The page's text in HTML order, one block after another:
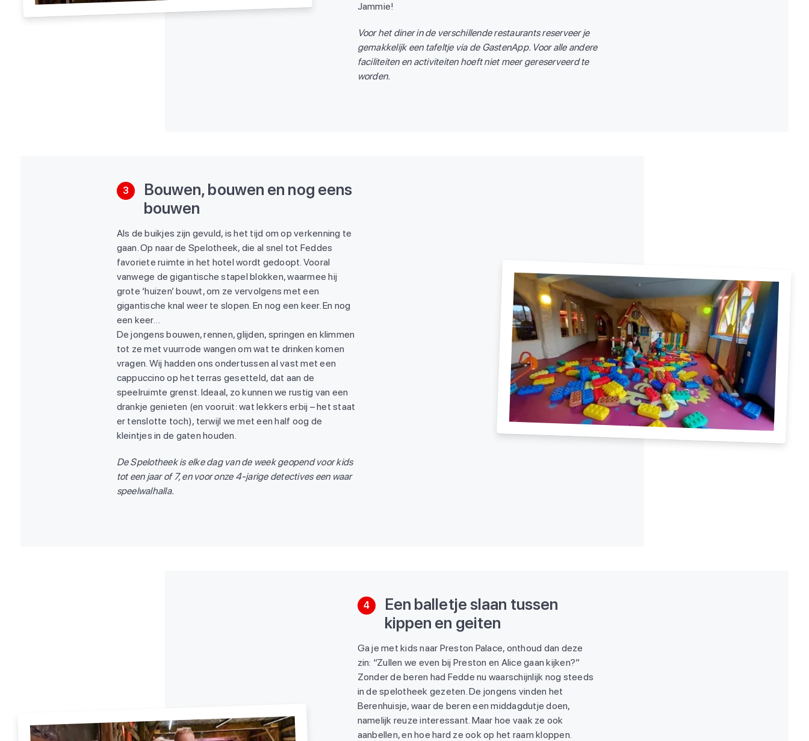
Jammie!
Voor het diner in de verschillende restaurants reserveer je
gemakkelijk een tafeltje via de GastenApp. Voor alle andere
faciliteiten en activiteiten hoeft niet meer gereserveerd te
worden.
3
Bouwen, bouwen en nog eens
bouwen
Als de buikjes zijn gevuld, is het tijd om op verkenning te
gaan. Op naar de Spelotheek, die al snel tot Feddes
favoriete ruimte in het hotel wordt gedoopt. Vooral
vanwege de gigantische stapel blokken, waarmee hij
grote ‘huizen’ bouwt, om ze vervolgens met een
gigantische knal weer te slopen. En nog een keer. En nog
een keer…
De jongens bouwen, rennen, glijden, springen en klimmen
tot ze met vuurrode wangen om wat te drinken komen
vragen. Wij hadden ons ondertussen al vast met een
cappuccino op het terras gesetteld, dat aan de
speelruimte grenst. Ideaal, zo kunnen we rustig van een
drankje genieten (en vooruit: wat lekkers erbij – het staat
er tenslotte toch), terwijl we met een half oog de
kleintjes in de gaten houden.
De Spelotheek is elke dag van de week geopend voor kids
tot een jaar of 7, en voor onze 4-jarige detectives een waar
speelwalhalla.
4
Een balletje slaan tussen
kippen en geiten
Ga je met kids naar Preston Palace, onthoud dan deze
zin: “Zullen we even bij Preston en Alice gaan kijken?”
Zonder de beren had Fedde nu waarschijnlijk nog steeds
in de spelotheek gezeten. De jongens vinden het
Berenhuisje, waar de beren een middagdutje doen,
namelijk reuze interessant. Maar hoe vaak ze ook
aanbellen, en hoe hard ze ook op het raam kloppen.